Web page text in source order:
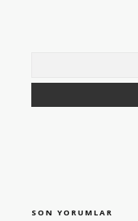
SON YORUMLAR